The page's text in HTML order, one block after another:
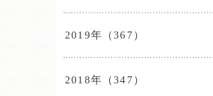
2019年（367）
2018年（347）